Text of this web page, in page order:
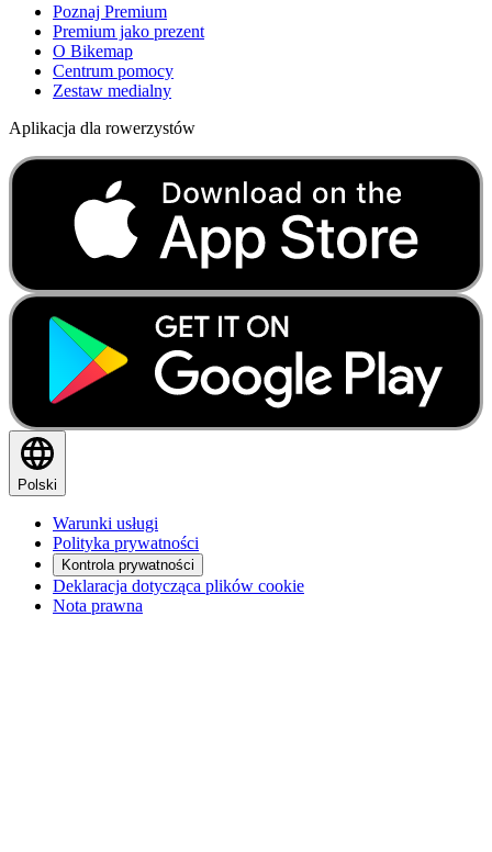
Poznaj Premium
Premium jako prezent
O Bikemap
Centrum pomocy
Zestaw medialny
Aplikacja dla rowerzystów
Polski
Warunki usługi
Polityka prywatności
Kontrola prywatności
Deklaracja dotycząca plików cookie
Nota prawna